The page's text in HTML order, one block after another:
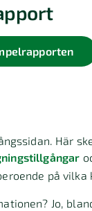
Här
på vilka
Jo,